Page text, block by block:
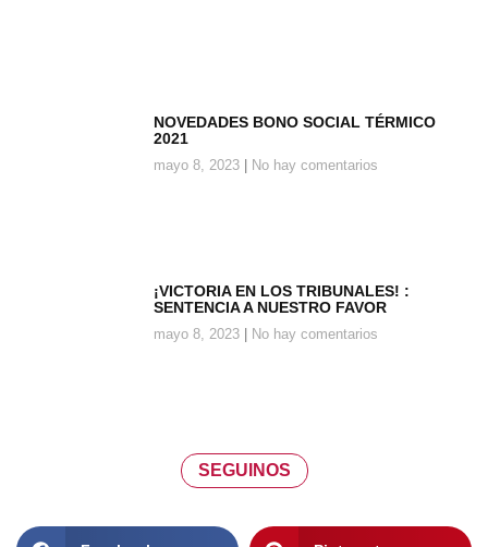
NOVEDADES BONO SOCIAL TÉRMICO
2021
mayo 8, 2023 No hay comentarios
¡VICTORIA EN LOS TRIBUNALES! :
SENTENCIA A NUESTRO FAVOR
mayo 8, 2023 No hay comentarios
SEGUINOS